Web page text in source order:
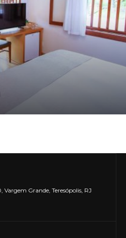
Grande, Teresópolis, RJ